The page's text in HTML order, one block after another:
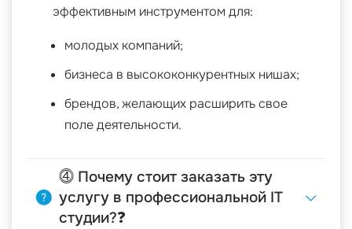
эффективным инструментом для:
молодых компаний;
бизнеса в высококонкурентных нишах;
брендов, желающих расширить свое
поле деятельности.
⓸ Почему стоит заказать эту
услугу в профессиональной IT
студии?❓